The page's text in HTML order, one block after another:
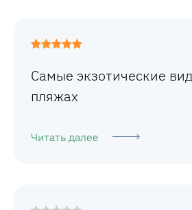
Самые экзотические
пляжах
Читать далее